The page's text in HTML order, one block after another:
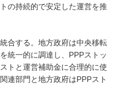
の持続的で安定した運営を推
合する。地方政府は中央移転
統一的に調達し、PPPストッ
トと運営補助金に合理的に使
連部門と地方政府はPPPスト